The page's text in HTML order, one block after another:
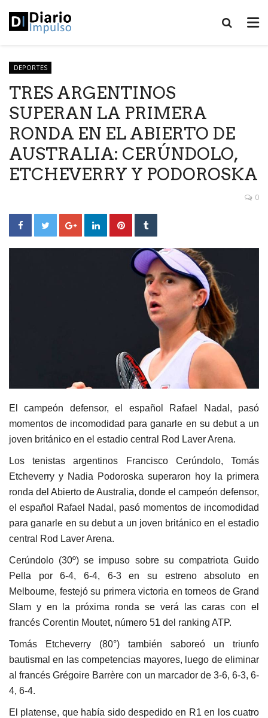
DEPORTES
TRES ARGENTINOS
SUPERAN LA PRIMERA
RONDA EN EL ABIERTO DE
AUSTRALIA: CERÚNDOLO,
ETCHEVERRY Y PODOROSKA
0
El campeón defensor, el español Rafael Nadal, pasó
momentos de incomodidad para ganarle en su debut a un
joven británico en el estadio central Rod Laver Arena.
Los tenistas argentinos Francisco Cerúndolo, Tomás
Etcheverry y Nadia Podoroska superaron hoy la primera
ronda del Abierto de Australia, donde el campeón defensor,
el español Rafael Nadal, pasó momentos de incomodidad
para ganarle en su debut a un joven británico en el estadio
central Rod Laver Arena.
Cerúndolo (30º) se impuso sobre su compatriota Guido
Pella por 6-4, 6-4, 6-3 en su estreno absoluto en
Melbourne, festejó su primera victoria en torneos de Grand
Slam y en la próxima ronda se verá las caras con el
francés Corentin Moutet, número 51 del ranking ATP.
Tomás Etcheverry (80°) también saboreó un triunfo
bautismal en las competencias mayores, luego de eliminar
al francés Grégoire Barrère con un marcador de 3-6, 6-3, 6-
4, 6-4.
El platense, que había sido despedido en R1 en los cuatro